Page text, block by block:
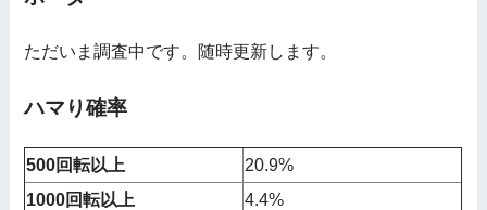
ただいま調査中です。随時更新します。
ハマり確率
500回転以上
20.9%
1000回転以上
4.4%